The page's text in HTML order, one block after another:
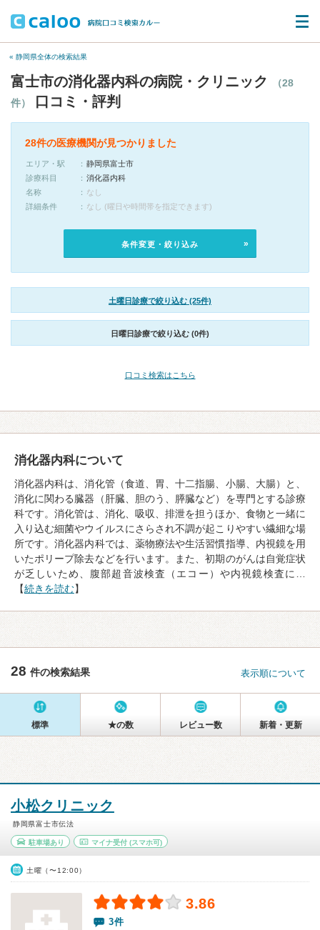
« 静岡県全体の検索結果
富士市の消化器内科の病院・クリニック
（28
件）
口コミ・評判
28件の医療機関が見つかりました
エリア・駅
静岡県富士市
診療科目
消化器内科
名称
なし
詳細条件
なし (曜日や時間帯を指定できます)
条件変更・絞り込み
土曜日診療で絞り込む (25件)
日曜日診療で絞り込む (0件)
口コミ検索はこちら
消化器内科について
消化器内科は、消化管（食道、胃、十二指腸、小腸、大腸）と、
消化に関わる臓器（肝臓、胆のう、膵臓など）を専門とする診療
科です。消化管は、消化、吸収、排泄を担うほか、食物と一緒に
入り込む細菌やウイルスにさらされ不調が起こりやすい繊細な場
所です。消化器内科では、薬物療法や生活習慣指導、内視鏡を用
いたポリープ除去などを行います。また、初期のがんは自覚症状
が乏しいため、腹部超音波検査（エコー）や内視鏡検査に…
【続きを読む】
28 件の検索結果 表示順について
標準 ★の数 レビュー数 新着・更新
小松クリニック
静岡県富士市伝法
駐車場あり マイナ受付(スマホ可)
土曜（〜12:00）
3.86
3件